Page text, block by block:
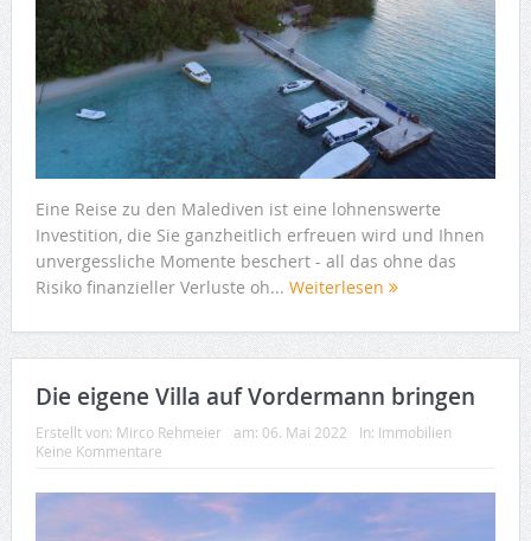
Eine Reise zu den Malediven ist eine lohnenswerte
Investition, die Sie ganzheitlich erfreuen wird und Ihnen
unvergessliche Momente beschert - all das ohne das
Risiko finanzieller Verluste oh... Weiterlesen
Die eigene Villa auf Vordermann bringen
Erstellt von: Mirco Rehmeier am: 06. Mai 2022 In: Immobilien
Keine Kommentare